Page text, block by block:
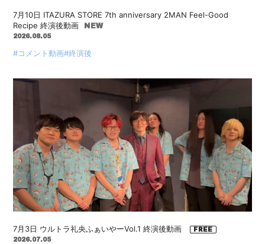
7月10日 ITAZURA STORE 7th anniversary 2MAN Feel-Good
Recipe 終演後動画
2026.08.05
#コメント動画#終演後
7月3日 ウルトラ礼央ふぁいやーVol.1 終演後動画
2026.07.05